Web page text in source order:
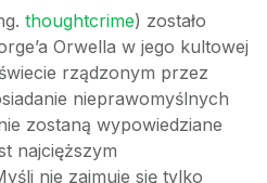
thoughtcrime) zostało
Orwella w jego kultowej
rządzonym przez
nieprawomyślnych
zostaną wypowiedziane
najcięższym
nie zajmuje się tylko